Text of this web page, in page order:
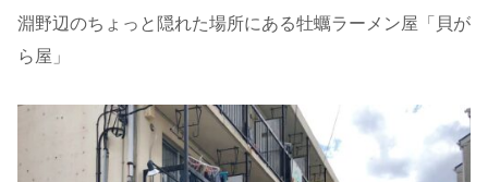
淵野辺のちょっと隠れた場所にある牡蠣ラーメン屋「貝が
ら屋」